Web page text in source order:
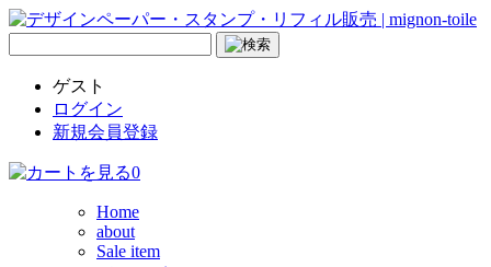
ゲスト
ログイン
新規会員登録
0
Home
about
Sale item